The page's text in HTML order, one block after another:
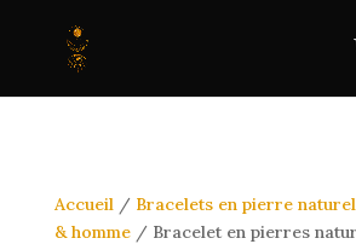
Accueil/ Bracelets en pierre
& homme/ Bracelet en pierres